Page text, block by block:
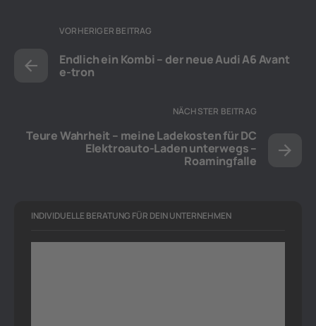
VORHERIGER BEITRAG
Endlich ein Kombi – der neue Audi A6 Avant
e-tron
NÄCHSTER BEITRAG
Teure Wahrheit – meine Ladekosten für DC
Elektroauto-Laden unterwegs –
Roamingfalle
INDIVIDUELLE BERATUNG FÜR DEIN UNTERNEHMEN